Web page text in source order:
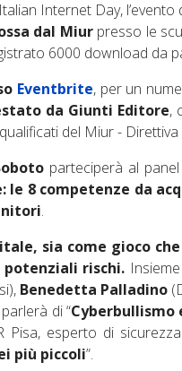
Internet Day,
dal Miurpresso le
6000 download da
Eventbrite, per un
da Giunti Editore,
del Miur -
parteciperà al
8 competenze da
.
sia come gioco
rischi.
Benedetta Palladino
di “Cyberbullismo
Pisa, esperto di
più piccoli”.